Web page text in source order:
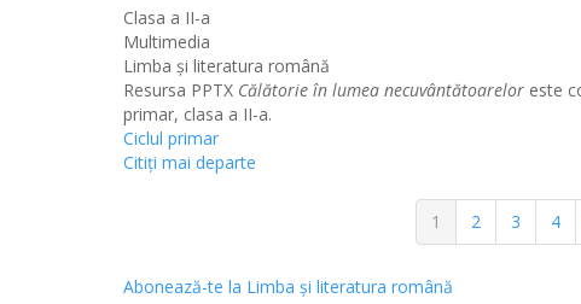
Clasa a II-a
Multimedia
Limba şi literatura română
Resursa PPTX Călătorie în lumea necuvântătoarelor este
primar, clasa a II-a.
Ciclul primar
Citiţi mai departe
Pagina
curentă
1 Pagina
2 Pagina
3 4
Abonează-te la Limba şi literatura română